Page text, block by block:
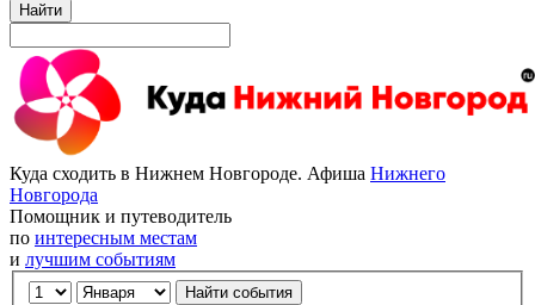
Найти
Куда сходить в Нижнем Новгороде. Афиша Нижнего
Новгорода
Помощник и путеводитель
по интересным местам
и лучшим событиям